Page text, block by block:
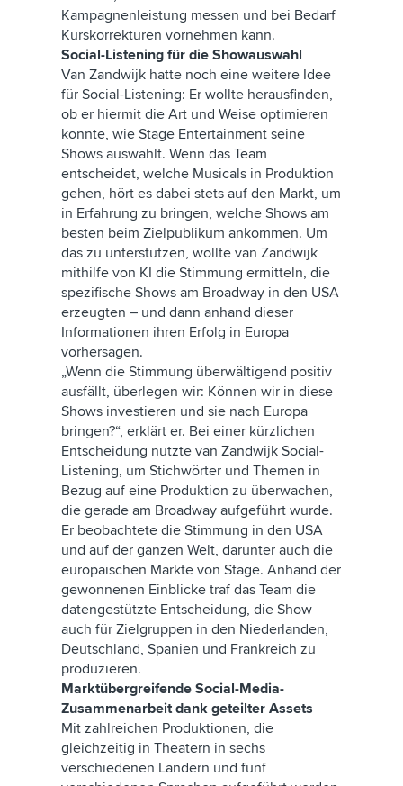
Kampagnenleistung messen und bei Bedarf
Kurskorrekturen vornehmen kann.
Social-Listening für die Showauswahl
Van Zandwijk hatte noch eine weitere Idee
für Social-Listening: Er wollte herausfinden,
ob er hiermit die Art und Weise optimieren
konnte, wie Stage Entertainment seine
Shows auswählt. Wenn das Team
entscheidet, welche Musicals in Produktion
gehen, hört es dabei stets auf den Markt, um
in Erfahrung zu bringen, welche Shows am
besten beim Zielpublikum ankommen. Um
das zu unterstützen, wollte van Zandwijk
mithilfe von KI die Stimmung ermitteln, die
spezifische Shows am Broadway in den USA
erzeugten – und dann anhand dieser
Informationen ihren Erfolg in Europa
vorhersagen.
„Wenn die Stimmung überwältigend positiv
ausfällt, überlegen wir: Können wir in diese
Shows investieren und sie nach Europa
bringen?“, erklärt er. Bei einer kürzlichen
Entscheidung nutzte van Zandwijk Social-
Listening, um Stichwörter und Themen in
Bezug auf eine Produktion zu überwachen,
die gerade am Broadway aufgeführt wurde.
Er beobachtete die Stimmung in den USA
und auf der ganzen Welt, darunter auch die
europäischen Märkte von Stage. Anhand der
gewonnenen Einblicke traf das Team die
datengestützte Entscheidung, die Show
auch für Zielgruppen in den Niederlanden,
Deutschland, Spanien und Frankreich zu
produzieren.
Marktübergreifende Social-Media-
Zusammenarbeit dank geteilter Assets
Mit zahlreichen Produktionen, die
gleichzeitig in Theatern in sechs
verschiedenen Ländern und fünf